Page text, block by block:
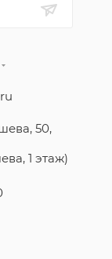
50,
1 этаж)